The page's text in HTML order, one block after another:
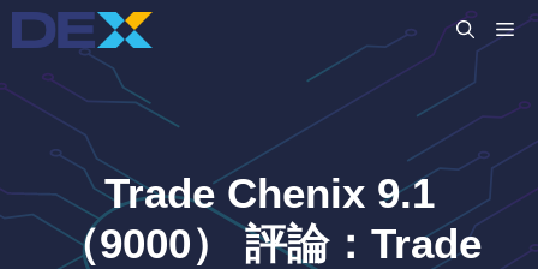
跳
至
要
Trade Chenix 9.1
（9000） 評論：Trade